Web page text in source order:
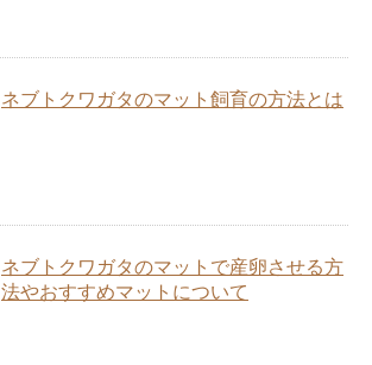
ネブトクワガタのマット飼育の方法とは
ネブトクワガタのマットで産卵させる方
法やおすすめマットについて